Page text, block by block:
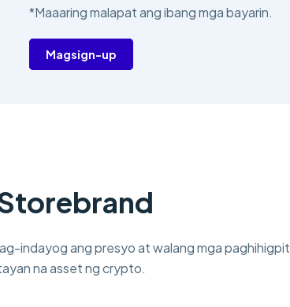
*Maaaring malapat ang ibang mga bayarin.
Magsign-up
indayog ang presyo at walang mga paghihigpit
na asset ng crypto.